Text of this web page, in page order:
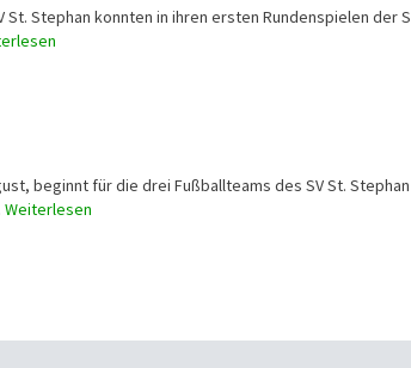
St. Stephan konnten in ihren ersten Rundenspielen der
beginnt für die drei Fußballteams des SV St.
Weiterlesen